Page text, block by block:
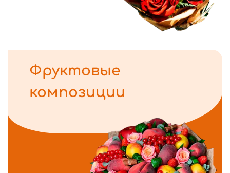
Фруктовые
композиции